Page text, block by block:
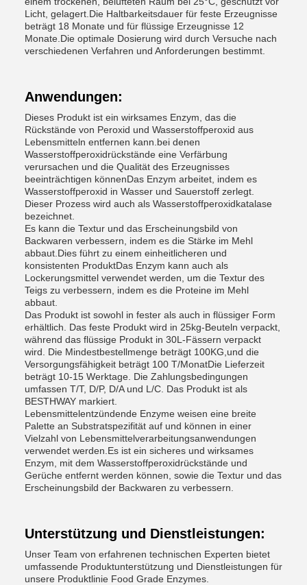
Licht, gelagert.Die Haltbarkeitsdauer für feste Erzeugnisse
beträgt 18 Monate und für flüssige Erzeugnisse 12
Monate.Die optimale Dosierung wird durch Versuche nach
verschiedenen Verfahren und Anforderungen bestimmt.
Anwendungen:
Dieses Produkt ist ein wirksames Enzym, das die
Rückstände von Peroxid und Wasserstoffperoxid aus
Lebensmitteln entfernen kann.bei denen
Wasserstoffperoxidrückstände eine Verfärbung
verursachen und die Qualität des Erzeugnisses
beeinträchtigen könnenDas Enzym arbeitet, indem es
Wasserstoffperoxid in Wasser und Sauerstoff zerlegt.
Dieser Prozess wird auch als Wasserstoffperoxidkatalase
bezeichnet.
Es kann die Textur und das Erscheinungsbild von
Backwaren verbessern, indem es die Stärke im Mehl
abbaut.Dies führt zu einem einheitlicheren und
konsistenten ProduktDas Enzym kann auch als
Lockerungsmittel verwendet werden, um die Textur des
Teigs zu verbessern, indem es die Proteine im Mehl
abbaut.
Das Produkt ist sowohl in fester als auch in flüssiger Form
erhältlich. Das feste Produkt wird in 25kg-Beuteln verpackt,
während das flüssige Produkt in 30L-Fässern verpackt
wird. Die Mindestbestellmenge beträgt 100KG,und die
Versorgungsfähigkeit beträgt 100 T/MonatDie Lieferzeit
beträgt 10-15 Werktage. Die Zahlungsbedingungen
umfassen T/T, D/P, D/A und L/C. Das Produkt ist als
BESTHWAY markiert.
Lebensmittelentzündende Enzyme weisen eine breite
Palette an Substratspezifität auf und können in einer
Vielzahl von Lebensmittelverarbeitungsanwendungen
verwendet werden.Es ist ein sicheres und wirksames
Enzym, mit dem Wasserstoffperoxidrückstände und
Gerüche entfernt werden können, sowie die Textur und das
Erscheinungsbild der Backwaren zu verbessern.
Unterstützung und Dienstleistungen:
Unser Team von erfahrenen technischen Experten bietet
umfassende Produktunterstützung und Dienstleistungen für
unsere Produktlinie Food Grade Enzymes.